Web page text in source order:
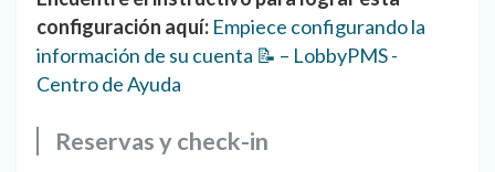
configuración aquí: Empiece configurando la
información de su cuenta 📝 – LobbyPMS -
Centro de Ayuda
Reservas y check-in